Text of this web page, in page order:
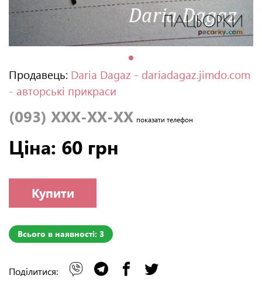
Продавець: Daria Dagaz - dariadagaz.jimdo.com
- авторські прикраси
(093) XXX-XX-XX показати телефон
Ціна: 60 грн
Купити
Всього в наявності: 3
Поділитися: